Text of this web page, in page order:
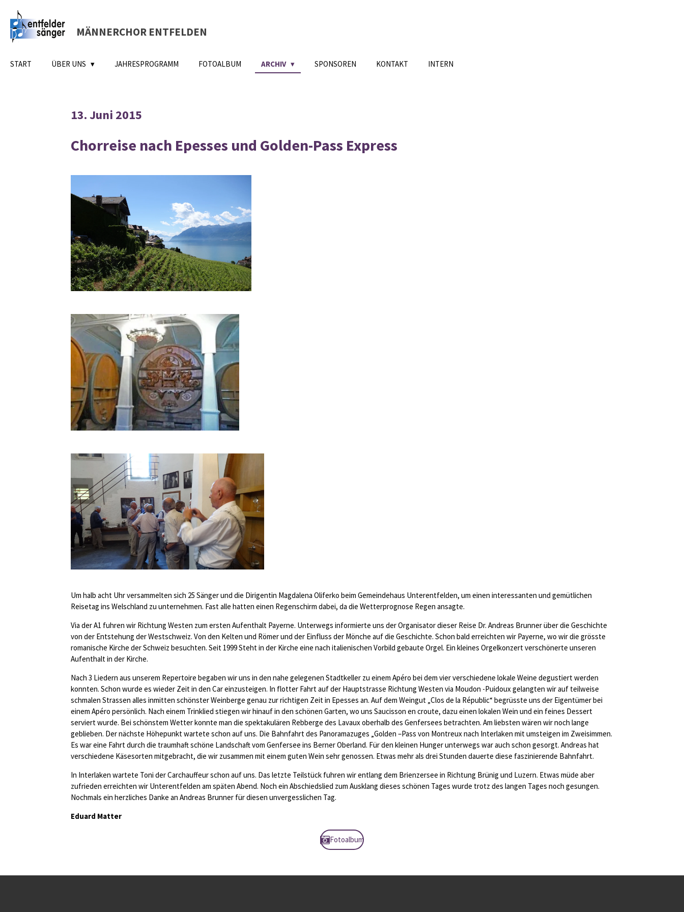
Zum
Hauptinhalt
springen
MÄNNERCHOR ENTFELDEN
START ÜBER UNS JAHRESPROGRAMM FOTOALBUM ARCHIV SPONSOREN KONTAKT INTERN
13. Juni 2015
Chorreise nach Epesses und Golden-Pass Express
Um halb acht Uhr versammelten sich 25 Sänger und die Dirigentin Magdalena Oliferko beim Gemeindehaus Unterentfelden, um einen interessanten und gemütlichen
Reisetag ins Welschland zu unternehmen. Fast alle hatten einen Regenschirm dabei, da die Wetterprognose Regen ansagte.
Via der A1 fuhren wir Richtung Westen zum ersten Aufenthalt Payerne. Unterwegs informierte uns der Organisator dieser Reise Dr. Andreas Brunner über die Geschichte
von der Entstehung der Westschweiz. Von den Kelten und Römer und der Einfluss der Mönche auf die Geschichte. Schon bald erreichten wir Payerne, wo wir die grösste
romanische Kirche der Schweiz besuchten. Seit 1999 Steht in der Kirche eine nach italienischen Vorbild gebaute Orgel. Ein kleines Orgelkonzert verschönerte unseren
Aufenthalt in der Kirche.
Nach 3 Liedern aus unserem Repertoire begaben wir uns in den nahe gelegenen Stadtkeller zu einem Apéro bei dem vier verschiedene lokale Weine degustiert werden
konnten. Schon wurde es wieder Zeit in den Car einzusteigen. In flotter Fahrt auf der Hauptstrasse Richtung Westen via Moudon -Puidoux gelangten wir auf teilweise
schmalen Strassen alles inmitten schönster Weinberge genau zur richtigen Zeit in Epesses an. Auf dem Weingut „Clos de la Républic“ begrüsste uns der Eigentümer bei
einem Apéro persönlich. Nach einem Trinklied stiegen wir hinauf in den schönen Garten, wo uns Saucisson en croute, dazu einen lokalen Wein und ein feines Dessert
serviert wurde. Bei schönstem Wetter konnte man die spektakulären Rebberge des Lavaux oberhalb des Genfersees betrachten. Am liebsten wären wir noch lange
geblieben. Der nächste Höhepunkt wartete schon auf uns. Die Bahnfahrt des Panoramazuges „Golden –Pass von Montreux nach Interlaken mit umsteigen im Zweisimmen.
Es war eine Fahrt durch die traumhaft schöne Landschaft vom Genfersee ins Berner Oberland. Für den kleinen Hunger unterwegs war auch schon gesorgt. Andreas hat
verschiedene Käsesorten mitgebracht, die wir zusammen mit einem guten Wein sehr genossen. Etwas mehr als drei Stunden dauerte diese faszinierende Bahnfahrt.
In Interlaken wartete Toni der Carchauffeur schon auf uns. Das letzte Teilstück fuhren wir entlang dem Brienzersee in Richtung Brünig und Luzern. Etwas müde aber
zufrieden erreichten wir Unterentfelden am späten Abend. Noch ein Abschiedslied zum Ausklang dieses schönen Tages wurde trotz des langen Tages noch gesungen.
Nochmals ein herzliches Danke an Andreas Brunner für diesen unvergesslichen Tag.
Eduard Matter
Fotoalbum